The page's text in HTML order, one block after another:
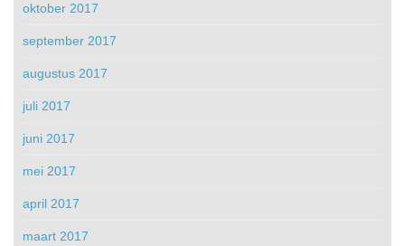
oktober 2017
september 2017
augustus 2017
juli 2017
juni 2017
mei 2017
april 2017
maart 2017